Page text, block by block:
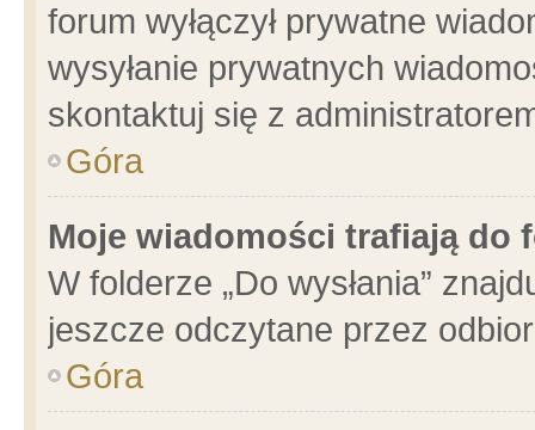
forum wyłączył prywatne
wysyłanie prywatnych
skontaktuj się z
Góra
Moje wiadomości trafiają do
W folderze „Do wysłania”
jeszcze odczytane przez
Góra